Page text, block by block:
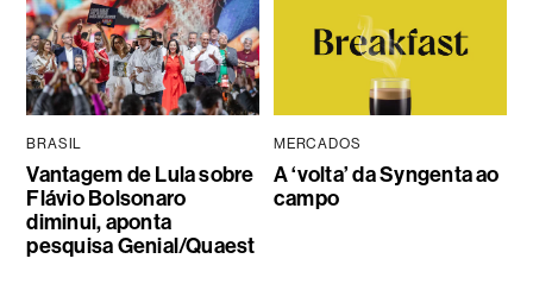
BRASIL
Vantagem de Lula sobre
Flávio Bolsonaro
diminui, aponta
pesquisa Genial/Quaest
MERCADOS
A ‘volta’ da Syngenta ao
campo